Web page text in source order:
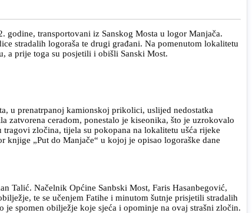
godine, transportovani iz Sanskog Mosta u logor Manjača.
stradalih logoraša te drugi građani. Na pomenutom lokalitetu
a prije toga su posjetili i obišli Sanski Most.
u prenatrpanoj kamionskoj prikolici, uslijed nedostatka
ceradom, ponestalo je kiseonika, što je uzrokovalo
zločina, tijela su pokopana na lokalitetu ušća rijeke
„Put do Manjače“ u kojoj je opisao logoraške dane
Talić. Načelnik Općine Sanbski Most, Faris Hasanbegović,
te se učenjem Fatihe i minutom šutnje prisjetili stradalih
spomen obilježje koje sjeća i opominje na ovaj strašni zločin.